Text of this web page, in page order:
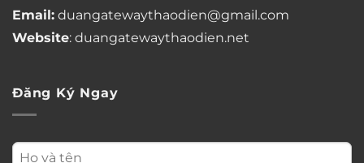
Email: duangatewaythaodien@gmail.com
Website: duangatewaythaodien.net
Đăng Ký Ngay